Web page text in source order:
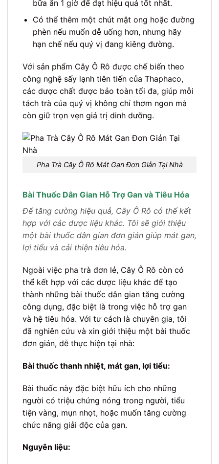
bữa ăn 1 giờ để đạt hiệu quả tốt nhất.
Có thể thêm một chút mật ong hoặc đường
phèn nếu muốn dễ uống hơn, nhưng hãy
hạn chế nếu quý vị đang kiêng đường.
Với sản phẩm Cây Ô Rô được chế biến theo
công nghệ sấy lạnh tiên tiến của Thaphaco,
các dược chất được bảo toàn tối đa, giúp mỗi
tách trà của quý vị không chỉ thơm ngon mà
còn giữ trọn vẹn giá trị dinh dưỡng.
Pha Trà Cây Ô Rô Mát Gan Đơn Giản Tại Nhà
Bài Thuốc Dân Gian Hỗ Trợ Gan và Tiêu Hóa
Để tăng cường hiệu quả, Cây Ô Rô có thể kết
hợp với các dược liệu khác. Tôi sẽ giới thiệu
một bài thuốc dân gian đơn giản giúp mát gan,
lợi tiểu và cải thiện tiêu hóa.
Ngoài việc pha trà đơn lẻ, Cây Ô Rô còn có
thể kết hợp với các dược liệu khác để tạo
thành những bài thuốc dân gian tăng cường
công dụng, đặc biệt là trong việc hỗ trợ gan
và hệ tiêu hóa. Với tư cách là chuyên gia, tôi
đã nghiên cứu và xin giới thiệu một bài thuốc
đơn giản, dễ thực hiện tại nhà:
Bài thuốc thanh nhiệt, mát gan, lợi tiểu:
Bài thuốc này đặc biệt hữu ích cho những
người có triệu chứng nóng trong người, tiểu
tiện vàng, mụn nhọt, hoặc muốn tăng cường
chức năng giải độc của gan.
Nguyên liệu: